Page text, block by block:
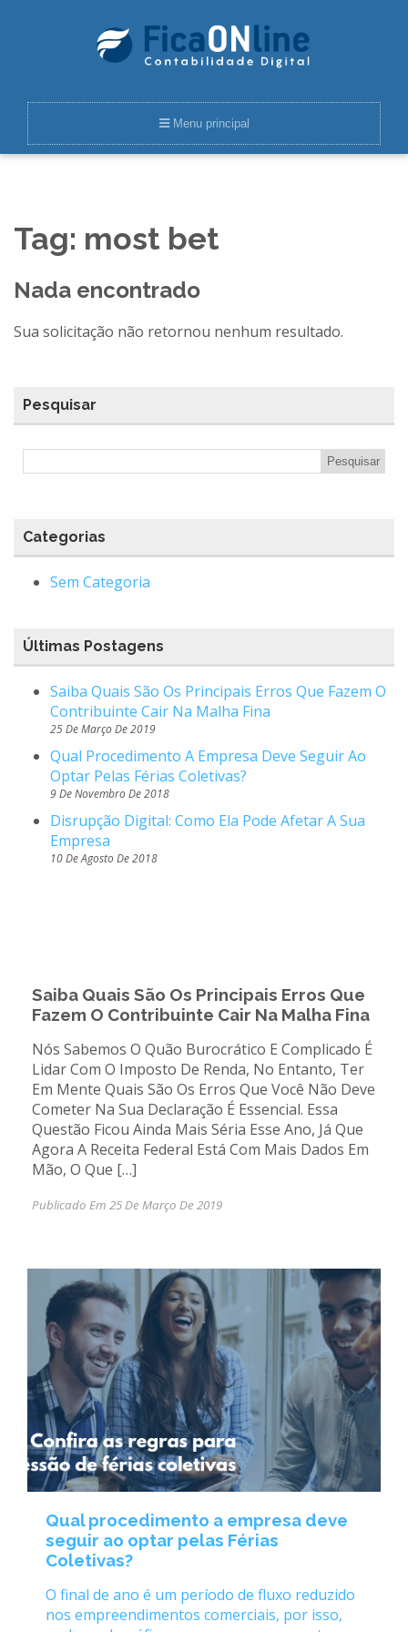
Menu principal
Tag: most bet
Nada encontrado
Sua solicitação não retornou nenhum resultado.
Pesquisar
Categorias
Sem Categoria
Últimas Postagens
Saiba Quais São Os Principais Erros Que Fazem O
Contribuinte Cair Na Malha Fina
25 De Março De 2019
Qual Procedimento A Empresa Deve Seguir Ao
Optar Pelas Férias Coletivas?
9 De Novembro De 2018
Disrupção Digital: Como Ela Pode Afetar A Sua
Empresa
10 De Agosto De 2018
Saiba Quais São Os Principais Erros Que
Fazem O Contribuinte Cair Na Malha Fina
Nós Sabemos O Quão Burocrático E Complicado É
Lidar Com O Imposto De Renda, No Entanto, Ter
Em Mente Quais São Os Erros Que Você Não Deve
Cometer Na Sua Declaração É Essencial. Essa
Questão Ficou Ainda Mais Séria Esse Ano, Já Que
Agora A Receita Federal Está Com Mais Dados Em
Mão, O Que […]
Publicado Em 25 De Março De 2019
Qual procedimento a empresa deve
seguir ao optar pelas Férias
Coletivas?
O final de ano é um período de fluxo reduzido
nos empreendimentos comerciais, por isso,